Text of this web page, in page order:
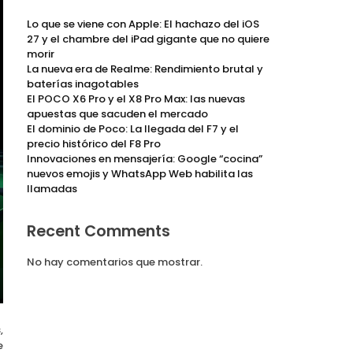
Lo que se viene con Apple: El hachazo del iOS
27 y el chambre del iPad gigante que no quiere
morir
La nueva era de Realme: Rendimiento brutal y
baterías inagotables
El POCO X6 Pro y el X8 Pro Max: las nuevas
apuestas que sacuden el mercado
El dominio de Poco: La llegada del F7 y el
precio histórico del F8 Pro
Innovaciones en mensajería: Google “cocina”
nuevos emojis y WhatsApp Web habilita las
llamadas
Recent Comments
No hay comentarios que mostrar.